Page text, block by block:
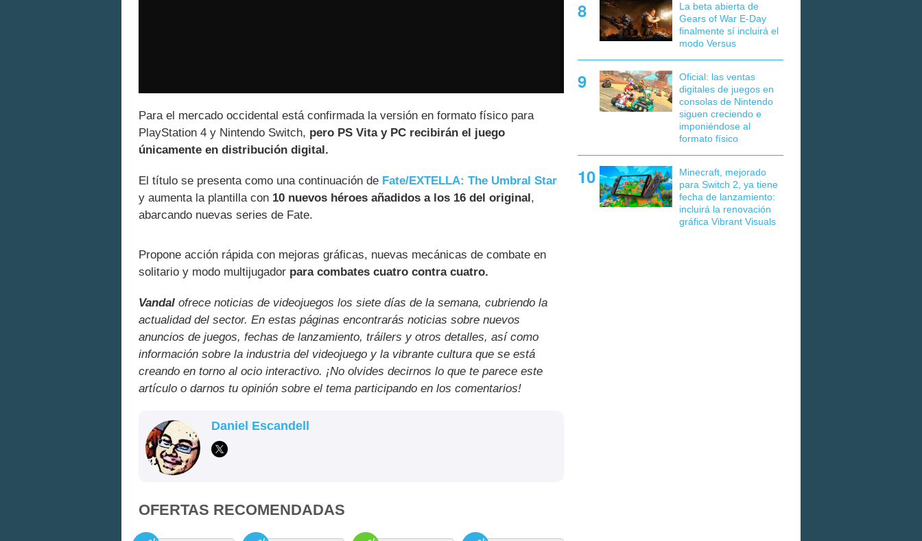
Para el mercado occidental está confirmada la versión en formato físico para
PlayStation 4 y Nintendo Switch, pero PS Vita y PC recibirán el juego
únicamente en distribución digital.
El título se presenta como una continuación de Fate/EXTELLA: The Umbral Star
y aumenta la plantilla con 10 nuevos héroes añadidos a los 16 del original,
abarcando nuevas series de Fate.
Propone acción rápida con mejoras gráficas, nuevas mecánicas de combate en
solitario y modo multijugador para combates cuatro contra cuatro.
Vandal ofrece noticias de videojuegos los siete días de la semana, cubriendo la
actualidad del sector. En estas páginas encontrarás noticias sobre nuevos
anuncios de juegos, fechas de lanzamiento, tráilers y otros detalles, así como
información sobre la industria del videojuego y la vibrante cultura que se está
creando en torno al ocio interactivo. ¡No olvides decirnos lo que te parece este
artículo o darnos tu opinión sobre el tema participando en los comentarios!
Daniel Escandell
OFERTAS RECOMENDADAS
La beta abierta de
Gears of War E-Day
finalmente sí incluirá el
modo Versus
Oficial: las ventas
digitales de juegos en
consolas de Nintendo
siguen creciendo e
imponiéndose al
formato físico
Minecraft, mejorado
para Switch 2, ya tiene
fecha de lanzamiento:
incluirá la renovación
gráfica Vibrant Visuals